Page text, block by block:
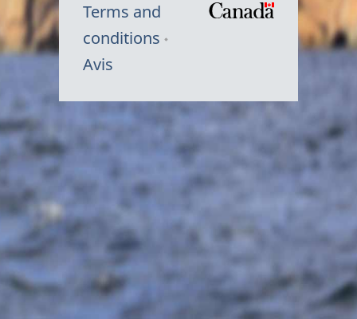
Terms and
conditions
Avis
Symbole
Canada